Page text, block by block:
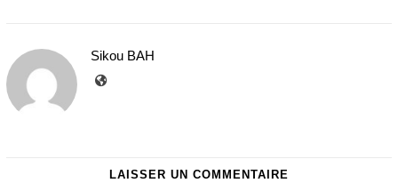
vSikou BAH
LAISSER UN COMMENTAIRE